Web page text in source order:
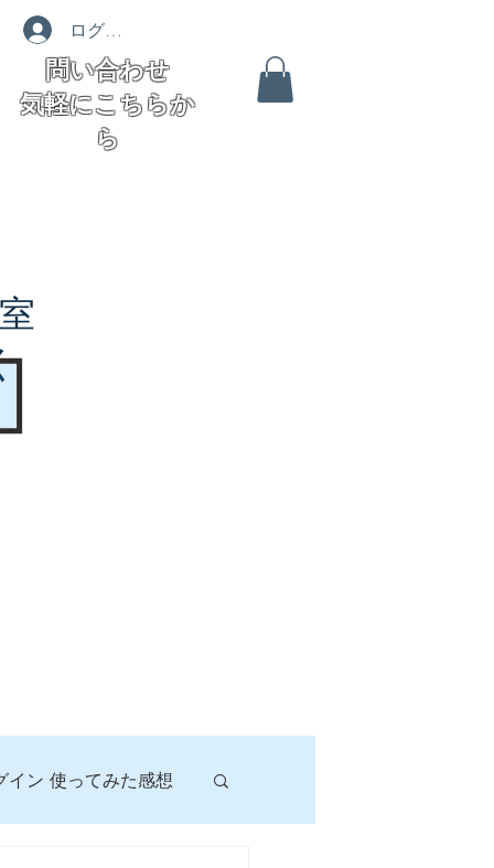
ログイン
問い合わせ
気軽にこちらか
ら
イン 使ってみた感想